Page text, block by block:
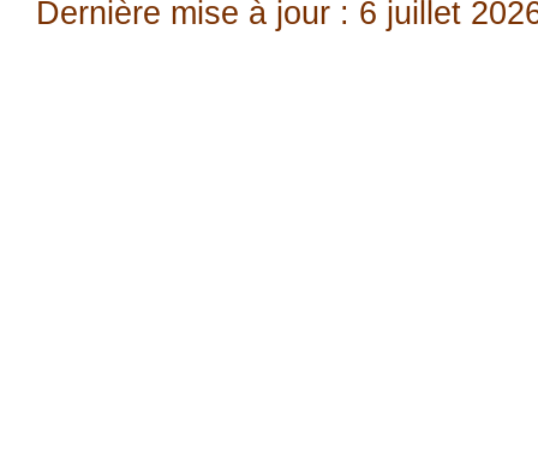
Dernière mise à jour : 6 juillet